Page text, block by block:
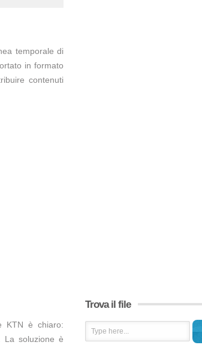
temporale di
in formato
contenuti
KTN è chiaro:
La soluzione è
Trova il file